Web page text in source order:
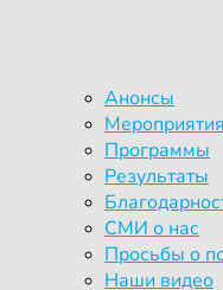
Анонсы
Мероприятия
Программы
Результаты
СМИ о нас
Просьбы о
Наши видео